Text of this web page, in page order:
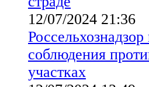
12/07/2024 21:36
соблюдения
участках